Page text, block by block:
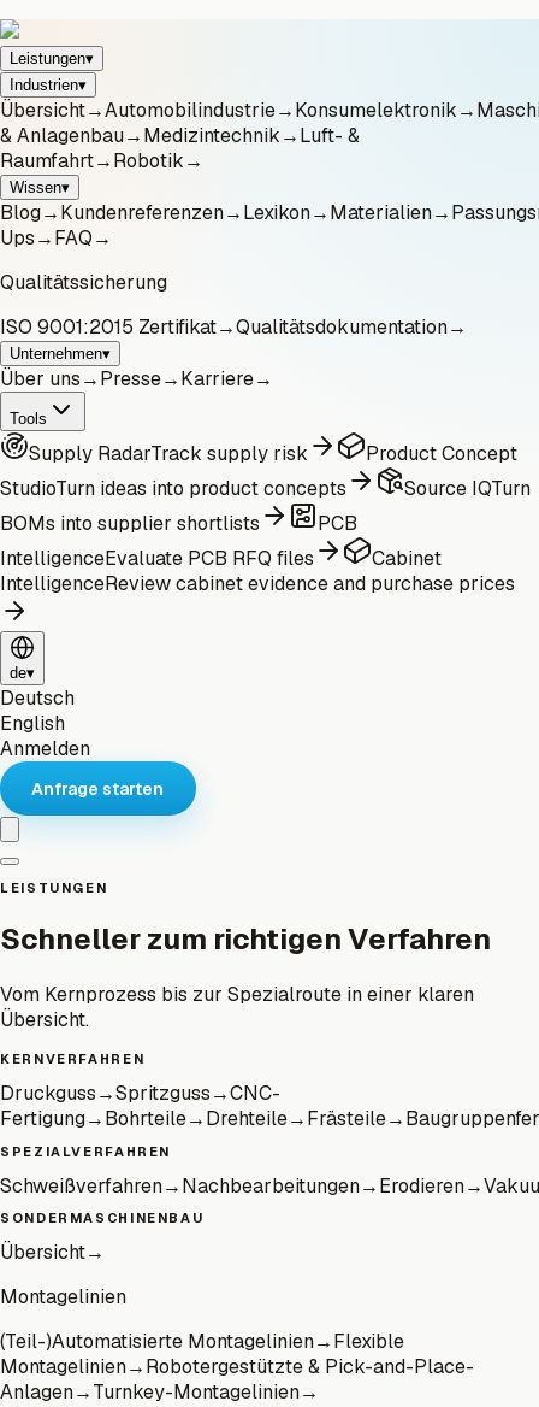
Leistungen▾
Industrien▾
Übersicht→Automobilindustrie→Konsumelektronik→
& Anlagenbau→Medizintechnik→Luft- &
Raumfahrt→Robotik→
Wissen▾
Blog→Kundenreferenzen→Lexikon→Materialien→
Ups→FAQ→
Qualitätssicherung
ISO 9001:2015 Zertifikat→Qualitätsdokumentation→
Unternehmen▾
Über uns→Presse→Karriere→
Tools
Supply RadarTrack supply risk
Product Concept
StudioTurn ideas into product concepts Source IQTurn
BOMs into supplier shortlists
PCB
IntelligenceEvaluate PCB RFQ files
Cabinet
IntelligenceReview cabinet evidence and purchase prices
de▾
Deutsch
English
Anmelden
Anfrage starten
LEISTUNGEN
Schneller zum richtigen Verfahren
Vom Kernprozess bis zur Spezialroute in einer klaren
Übersicht.
KERNVERFAHREN
Druckguss→Spritzguss→CNC-
Fertigung→Bohrteile→Drehteile→Frästeile→
SPEZIALVERFAHREN
Schweißverfahren→Nachbearbeitungen→Erodieren→
SONDERMASCHINENBAU
Übersicht→
Montagelinien
(Teil-)Automatisierte Montagelinien→Flexible
Montagelinien→Robotergestützte & Pick-and-Place-
Anlagen→Turnkey-Montagelinien→